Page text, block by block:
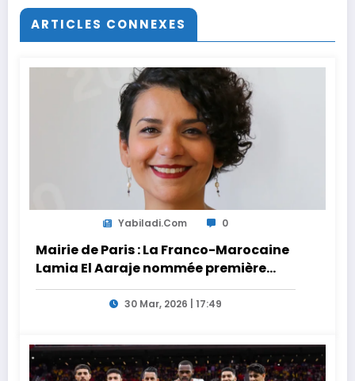
ARTICLES CONNEXES
Yabiladi.com 0
Mairie de Paris : La Franco-Marocaine
Lamia El Aaraje nommée première
adjointe
30 Mar, 2026 | 17:49